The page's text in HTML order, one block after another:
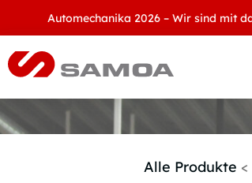
Automechanika 2026 – Wir sind mit dabei!
Alle Produkte <